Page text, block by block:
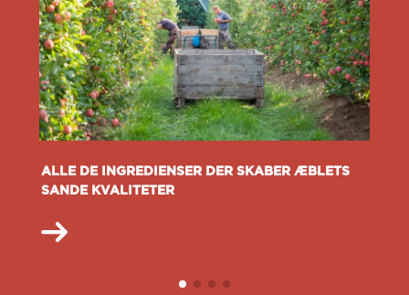
ALLE DE INGREDIENSER DER SKABER ÆBLETS
SANDE KVALITETER